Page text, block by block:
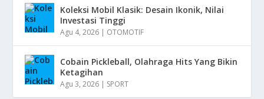
Koleksi Mobil Klasik: Desain Ikonik, Nilai
Investasi Tinggi
Agu 4, 2026 | OTOMOTIF
Cobain Pickleball, Olahraga Hits Yang Bikin
Ketagihan
Agu 3, 2026 | SPORT